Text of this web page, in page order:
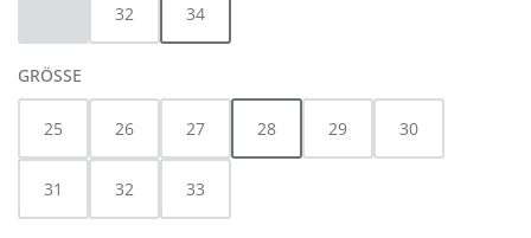
(Diese Option ist zurzeit nicht verfügbar.)
32 34
GRÖSSE
25 26 27 28 29 30
31 32 33